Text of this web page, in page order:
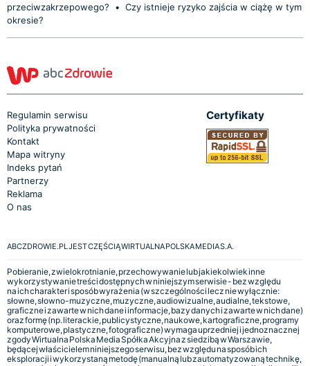
przeciwzakrzepowego?
• Czy istnieje ryzyko zajścia w ciążę w tym
okresie?
Regulamin serwisu
Polityka prywatności
Kontakt
Mapa witryny
Indeks pytań
Partnerzy
Reklama
O nas
Certyfikaty
ABCZDROWIE.PL JEST CZĘŚCIĄ WIRTUALNA POLSKA MEDIA S.A.
Pobieranie, zwielokrotnianie, przechowywanie lub jakiekolwiek inne
wykorzystywanie treści dostępnych w niniejszym serwisie - bez względu
na ich charakter i sposób wyrażenia (w szczególności lecz nie wyłącznie:
słowne, słowno-muzyczne, muzyczne, audiowizualne, audialne, tekstowe,
graficzne i zawarte w nich dane i informacje, bazy danych i zawarte w nich dane)
oraz formę (np. literackie, publicystyczne, naukowe, kartograficzne, programy
komputerowe, plastyczne, fotograficzne) wymaga uprzedniej i jednoznacznej
zgody Wirtualna Polska Media Spółka Akcyjna z siedzibą w Warszawie,
będącej właścicielem niniejszego serwisu, bez względu na sposób ich
eksploracji i wykorzystaną metodę (manualną lub zautomatyzowaną technikę,